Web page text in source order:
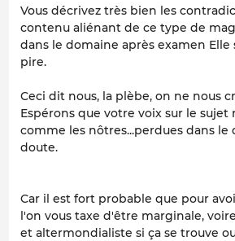
Vous décrivez très bien les
contenu aliénant de ce type de
dans le domaine après examen
pire.
Ceci dit nous, la plèbe, on ne nous
Espérons que votre voix sur le sujet
comme les nôtres...perdues dans le
doute.
Car il est fort probable que pour
l'on vous taxe d'être marginale,
et altermondialiste si ça se trouve